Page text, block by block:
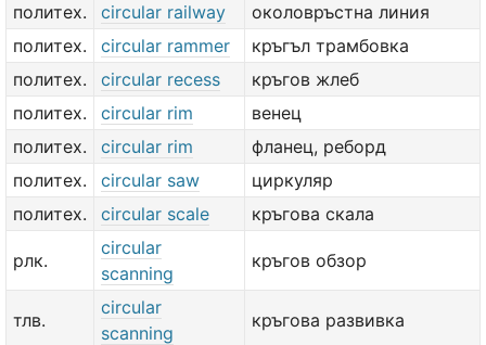
политех.
circular railway
околовръстна линия
политех.
circular rammer
кръгъл трамбовка
политех.
circular recess
кръгов жлеб
политех.
circular rim
венец
политех.
circular rim
фланец, реборд
политех.
circular saw
циркуляр
политех.
circular scale кръгова скала
рлк.
circular
scanning
кръгов обзор
тлв.
circular
scanning
кръгова развивка